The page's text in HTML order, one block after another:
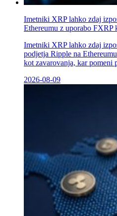
Imetniki XRP lahko zdaj
Ethereumu z uporabo FXRP
Imetniki XRP lahko zdaj
podjetja Ripple na
kot zavarovanja, kar pomeni
2026-08-09